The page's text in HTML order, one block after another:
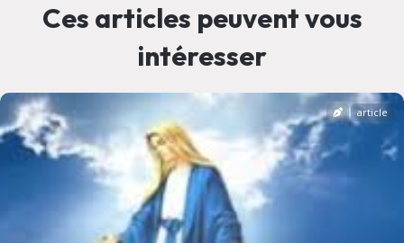
Ces articles peuvent vous
intéresser
article